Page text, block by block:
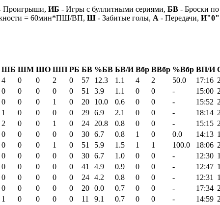
Проигрыши, ИБ - Игры с буллитными сериями, БВ - Броски
= 60мин*ПШ/ВП, Ш - Забитые голы, А - Передачи, И"0"
ШБ ШМ ШО ШП РБ БВ %БВ БВ/И Вбр ВВбр %Вбр ВП/И
4
0 0 2 0 57 12.3 1.1 4 2 50.0 17:16
0
0 0 0 0 51 3.9 1.1 0 0 - 15:00
0
0 0 1 0 20 10.0 0.6 0 0 - 15:52
1
0 0 0 0 29 6.9 2.1 0 0 - 18:14
2
0 0 1 0 24 20.8 0.8 0 0 - 15:15
0
0 0 0 0 30 6.7 0.8 1 0 0.0 14:13
0
0 0 1 0 51 5.9 1.5 1 1 100.0 18:06
0
0 0 0 0 30 6.7 1.0 0 0 - 12:30
0
0 0 0 0 41 4.9 0.9 0 0 - 12:47
0
0 0 0 0 24 4.2 0.8 0 0 - 12:31
0
0 0 0 0 20 0.0 0.7 0 0 - 17:34
1
0 0 0 0 11 9.1 0.7 0 0 - 14:59